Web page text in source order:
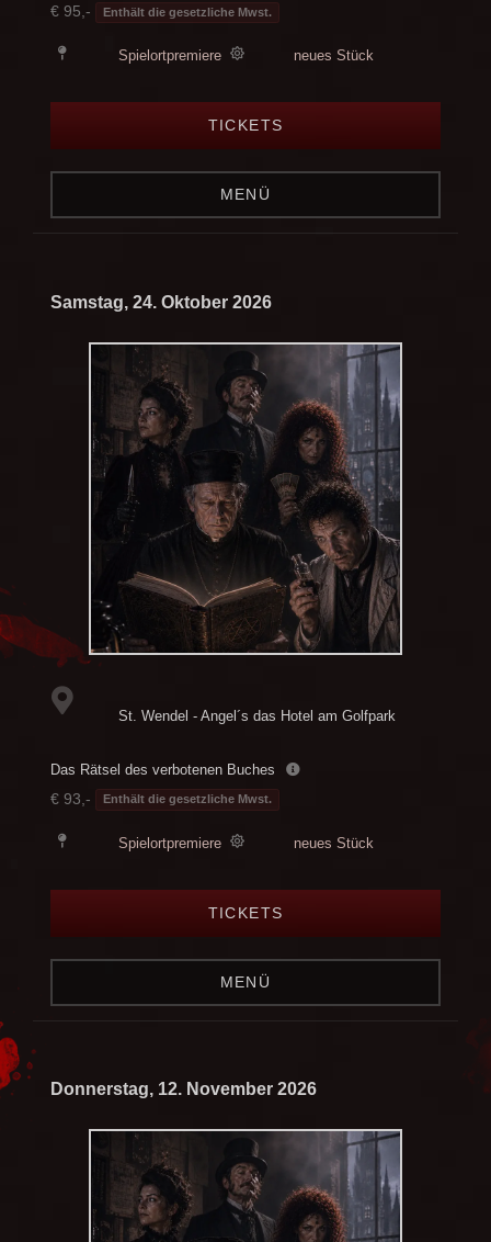
€ 95,- Enthält die gesetzliche Mwst.
Spielortpremiere neues Stück
TICKETS
MENÜ
Samstag, 24. Oktober 2026
St. Wendel - Angel´s das Hotel am Golfpark
Das Rätsel des verbotenen Buches
€ 93,- Enthält die gesetzliche Mwst.
Spielortpremiere neues Stück
TICKETS
MENÜ
Donnerstag, 12. November 2026